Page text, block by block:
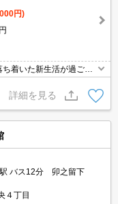
円)
着いた新生活が過ごせ
ニや飲食店が周囲にそ
内で２台目駐車場も確保
パート！ 東向きのため
を迎えられますよ♪
詳細を見る
バス12分 卯之留下
４丁目